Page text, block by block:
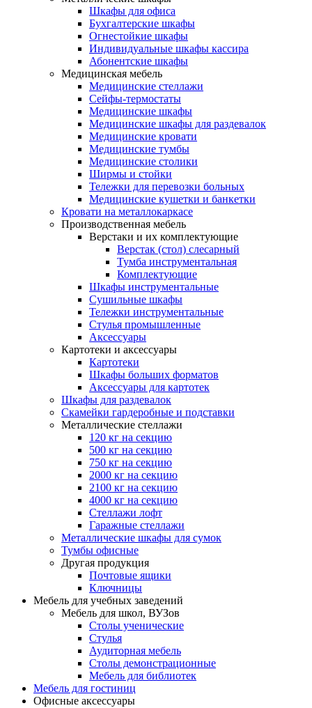
Шкафы для офиса
Бухгалтерские шкафы
Огнестойкие шкафы
Индивидуальные шкафы кассира
Абонентские шкафы
Медицинская мебель
Медицинские стеллажи
Сейфы-термостаты
Медицинские шкафы
Медицинские шкафы для раздевалок
Медицинские кровати
Медицинские тумбы
Медицинские столики
Ширмы и стойки
Тележки для перевозки больных
Медицинские кушетки и банкетки
Кровати на металлокаркасе
Производственная мебель
Верстаки и их комплектующие
Верстак (стол) слесарный
Тумба инструментальная
Комплектующие
Шкафы инструментальные
Сушильные шкафы
Тележки инструментальные
Стулья промышленные
Аксессуары
Картотеки и аксессуары
Картотеки
Шкафы больших форматов
Аксессуары для картотек
Шкафы для раздевалок
Скамейки гардеробные и подставки
Металлические стеллажи
120 кг на секцию
500 кг на секцию
750 кг на секцию
2000 кг на секцию
2100 кг на секцию
4000 кг на секцию
Стеллажи лофт
Гаражные стеллажи
Металлические шкафы для сумок
Тумбы офисные
Другая продукция
Почтовые ящики
Ключницы
Мебель для учебных заведений
Мебель для школ, ВУЗов
Столы ученические
Стулья
Аудиторная мебель
Столы демонстрационные
Мебель для библиотек
Мебель для гостиниц
Офисные аксессуары